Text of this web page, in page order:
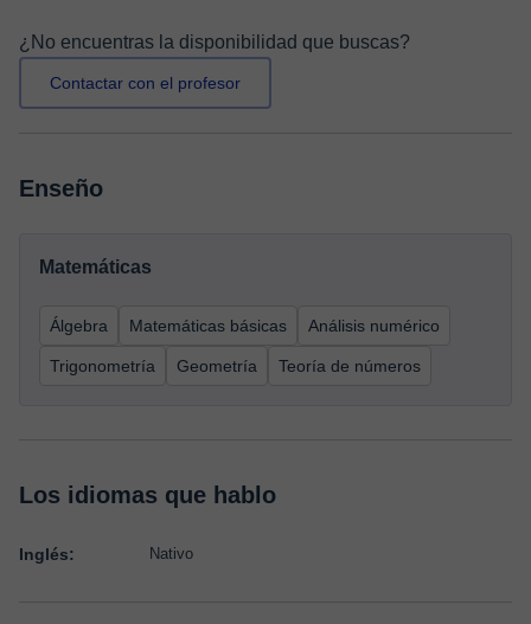
¿No encuentras la disponibilidad que buscas?
Contactar con el profesor
Enseño
Matemáticas
Álgebra Matemáticas básicas Análisis numérico
Trigonometría Geometría Teoría de números
Los idiomas que hablo
Inglés: Nativo